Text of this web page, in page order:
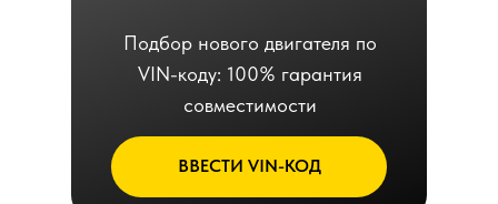
ВВЕСТИ VIN-КОД
Подбор нового двигателя по
VIN-коду: 100% гарантия
совместимости